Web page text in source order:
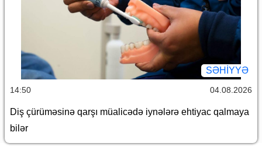
SƏHIYYƏ
14:50 04.08.2026
Diş çürüməsinə qarşı müalicədə iynələrə ehtiyac qalmaya
bilər